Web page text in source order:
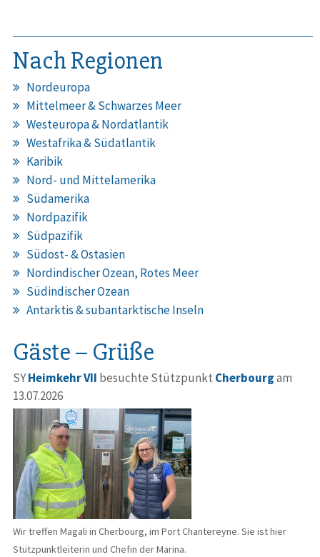
Nach Regionen
Nordeuropa
Mittelmeer & Schwarzes Meer
Westeuropa & Nordatlantik
Westafrika & Südatlantik
Karibik
Nord- und Mittelamerika
Südamerika
Nordpazifik
Südpazifik
Südost- & Ostasien
Nordindischer Ozean, Rotes Meer
Südindischer Ozean
Antarktis & subantarktische Inseln
Gäste – Grüße
SYHeimkehr VII besuchte Stützpunkt Cherbourgam
13.07.2026
Wir treffen Magali in Cherbourg, im Port Chantereyne. Sie ist hier
Stützpunktleiterin und Chefin der Marina.